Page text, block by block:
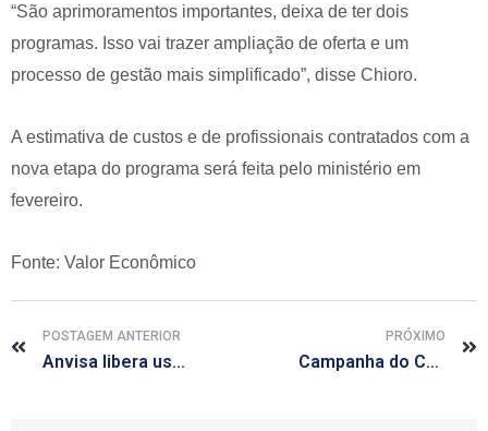
“São aprimoramentos importantes, deixa de ter dois
programas. Isso vai trazer ampliação de oferta e um
processo de gestão mais simplificado”, disse Chioro.
A estimativa de custos e de profissionais contratados com a
nova etapa do programa será feita pelo ministério em
fevereiro.
Fonte: Valor Econômico
POSTAGEM ANTERIOR
Anvisa libera uso medicinal de derivado da maconha
PRÓXIMO
Campanha do CFF orienta: farmácia sem farmacêutico não é legal